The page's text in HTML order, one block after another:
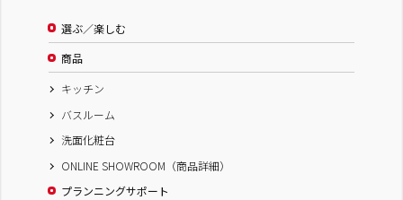
選ぶ／楽しむ
商品
キッチン
バスルーム
洗面化粧台
ONLINE SHOWROOM（商品詳細）
プランニングサポート